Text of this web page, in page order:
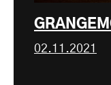
02.11.2021